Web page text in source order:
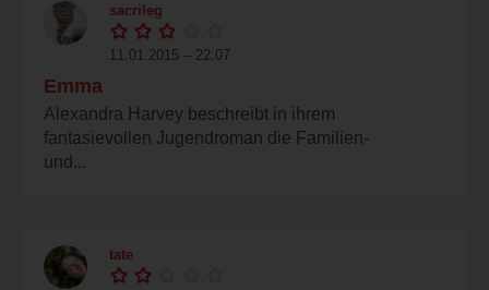
sacrileg
11.01.2015 – 22:07
Emma
Alexandra Harvey beschreibt in ihrem
fantasievollen Jugendroman die Familien-
und...
tate